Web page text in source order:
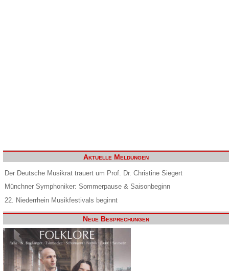
Aktuelle Meldungen
Der Deutsche Musikrat trauert um Prof. Dr. Christine Siegert
Münchner Symphoniker: Sommerpause & Saisonbeginn
22. Niederrhein Musikfestivals beginnt
Neue Besprechungen